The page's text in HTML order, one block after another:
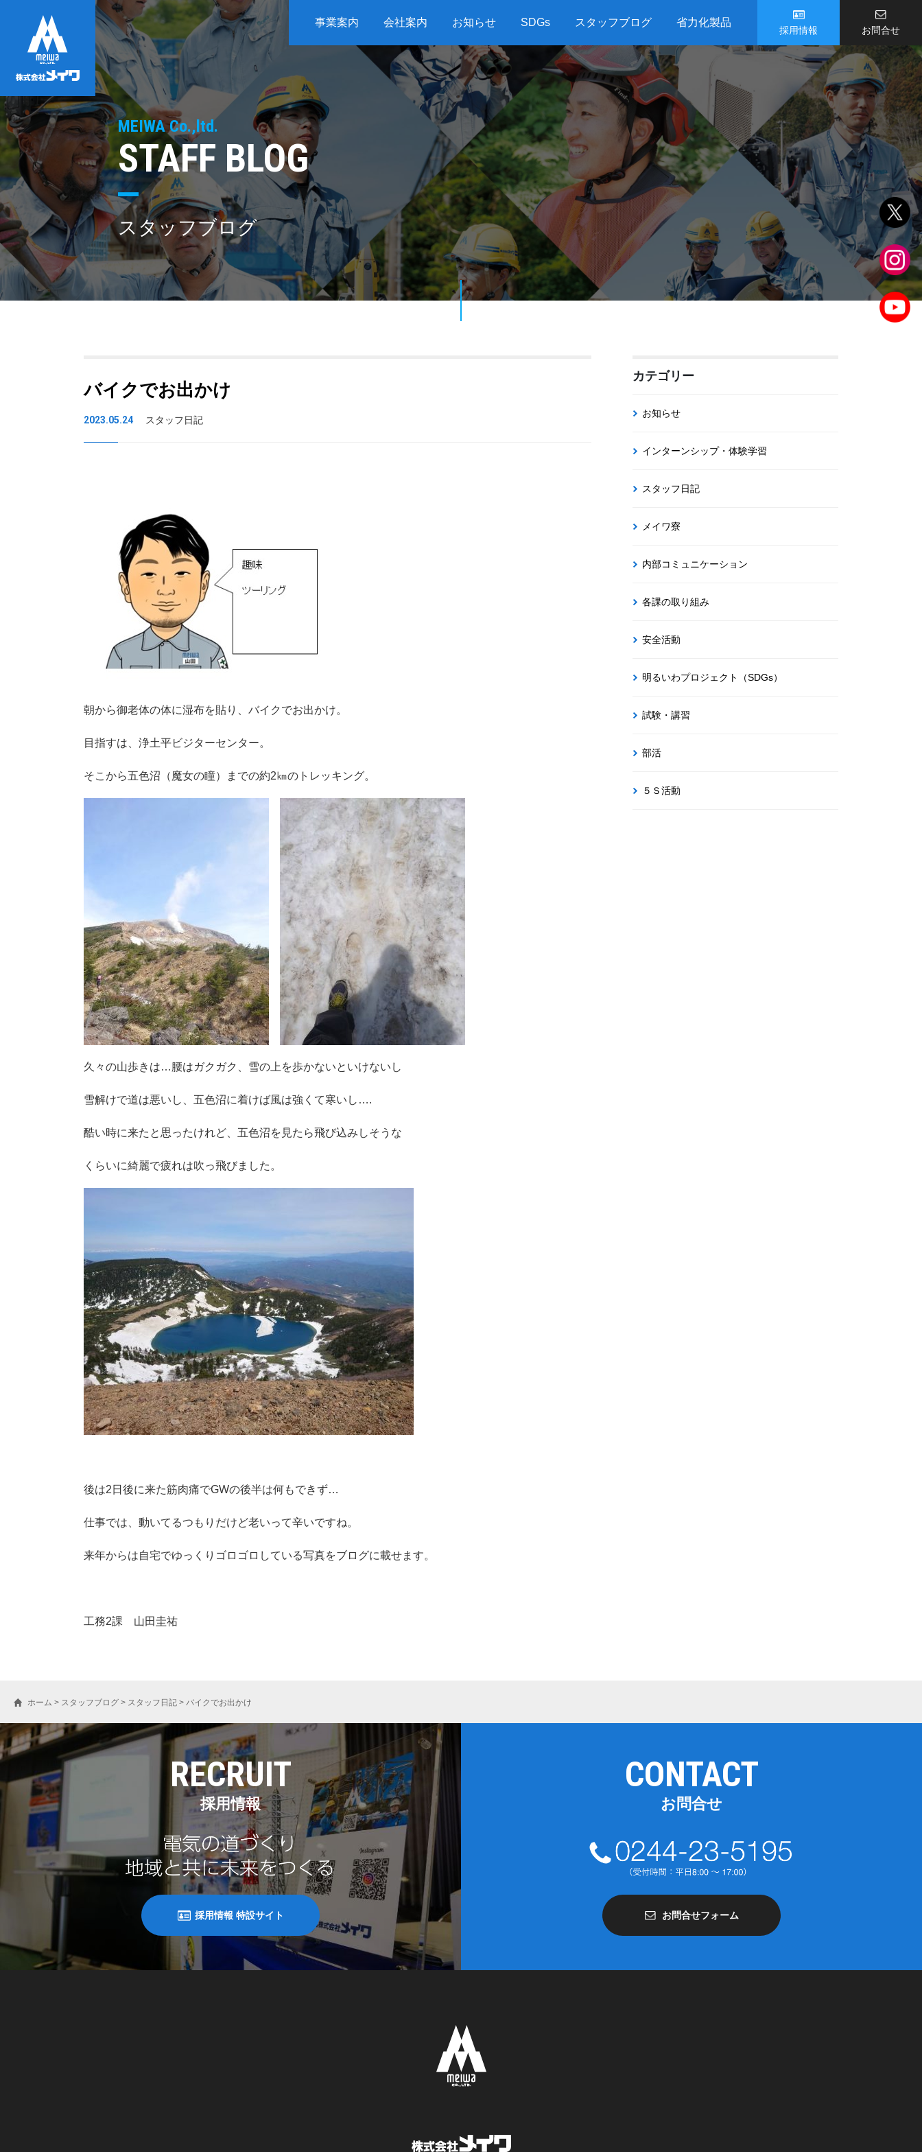
事業案内 会社案内 お知らせ SDGs スタッフブログ 省力化製品
採用情報 お問合せ
MEIWA Co.,ltd.
STAFF BLOG
スタッフブログ
バイクでお出かけ
2023.05.24 スタッフ日記
朝から御老体の体に湿布を貼り、バイクでお出かけ。
目指すは、浄土平ビジターセンター。
そこから五色沼（魔女の瞳）までの約2㎞のトレッキング。
久々の山歩きは…腰はガクガク、雪の上を歩かないといけないし
雪解けで道は悪いし、五色沼に着けば風は強くて寒いし….
酷い時に来たと思ったけれど、五色沼を見たら飛び込みしそうな
くらいに綺麗で疲れは吹っ飛びました。
後は2日後に来た筋肉痛でGWの後半は何もできず…
仕事では、動いてるつもりだけど老いって辛いですね。
来年からは自宅でゆっくりゴロゴロしている写真をブログに載せます。
工務2課 山田圭祐
カテゴリー
お知らせ
インターンシップ・体験学習
スタッフ日記
メイワ寮
内部コミュニケーション
各課の取り組み
安全活動
明るいわプロジェクト（SDGs）
試験・講習
部活
５Ｓ活動
ホーム > スタッフブログ > スタッフ日記 > バイクでお出かけ
RECRUIT
採用情報
採用情報 特設サイト
CONTACT
お問合せ
お問合せフォーム